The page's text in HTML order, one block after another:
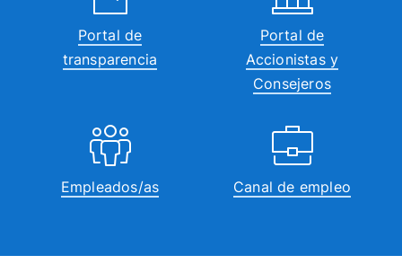
Portal de
transparencia
Portal de
Accionistas y
Consejeros
Empleados/as Canal de empleo